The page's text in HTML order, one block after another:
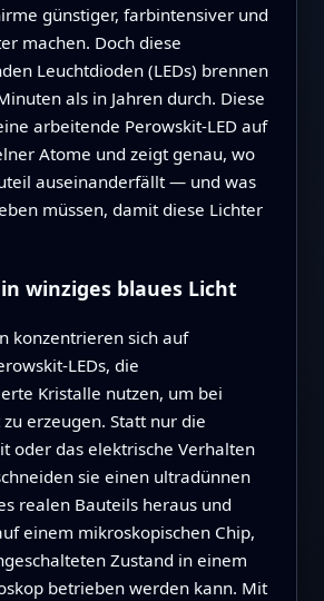
günstiger, farbintensiver und
machen. Doch diese
Leuchtdioden (LEDs) brennen
als in Jahren durch. Diese
arbeitende Perowskit‑LED auf
Atome und zeigt genau, wo
auseinanderfällt — und was
müssen, damit diese Lichter
winziges blaues Licht
konzentrieren sich auf
die
Kristalle nutzen, um bei
erzeugen. Statt nur die
oder das elektrische Verhalten
sie einen ultradünnen
realen Bauteils heraus und
einem mikroskopischen Chip,
Zustand in einem
betrieben werden kann. Mit